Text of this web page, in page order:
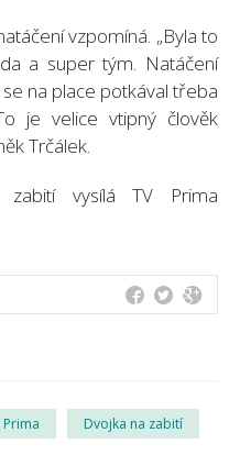
vzpomíná. „Byla to
a super tým. Natáčení
na place potkával třeba
je velice vtipný člověk
Trčálek.
zabití vysílá TV Prima
Prima Dvojka na zabití